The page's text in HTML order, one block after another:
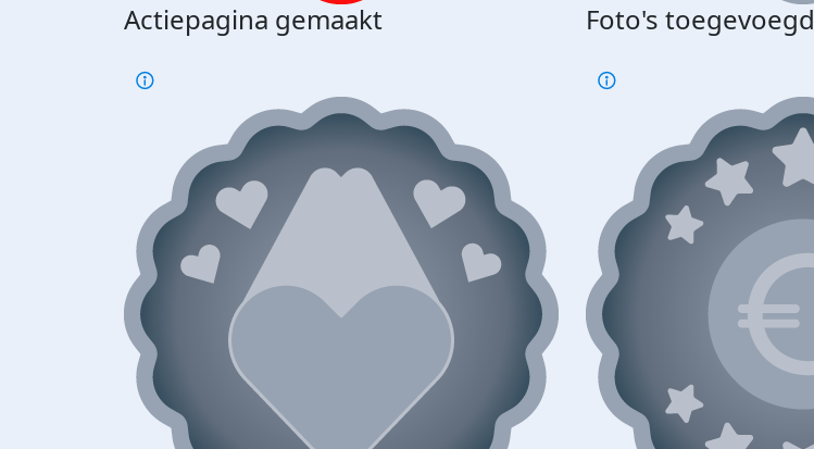
Actiepagina gemaakt Foto's toegevoegd